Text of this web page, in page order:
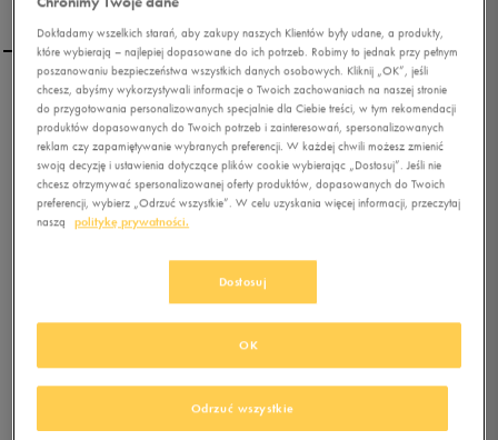
REEBOK Z TR
0.0 )
59,99zł z Vat
Wybierz rozmiar
Dokładamy wszelkich starań, aby zakupy naszych Klientów były udane, a produkty,
które wybierają – najlepiej dopasowane do ich potrzeb. Robimy to jednak przy pełnym
poszanowaniu bezpieczeństwa wszystkich danych osobowych. Kliknij „OK”, jeśli
chcesz, abyśmy wykorzystywali informacje o Twoich zachowaniach na naszej stronie
do przygotowania personalizowanych specjalnie dla Ciebie treści, w tym rekomendacji
produktów dopasowanych do Twoich potrzeb i zainteresowań, spersonalizowanych
reklam czy zapamiętywanie wybranych preferencji. W każdej chwili możesz zmienić
swoją decyzję i ustawienia dotyczące plików cookie wybierając „Dostosuj”. Jeśli nie
chcesz otrzymywać spersonalizowanej oferty produktów, dopasowanych do Twoich
preferencji, wybierz „Odrzuć wszystkie”. W celu uzyskania więcej informacji, przeczytaj
naszą
politykę prywatności.
Dostosuj
Odrzuć wszystkie
OK